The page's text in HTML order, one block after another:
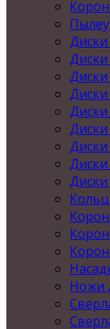
Диски
Ножи